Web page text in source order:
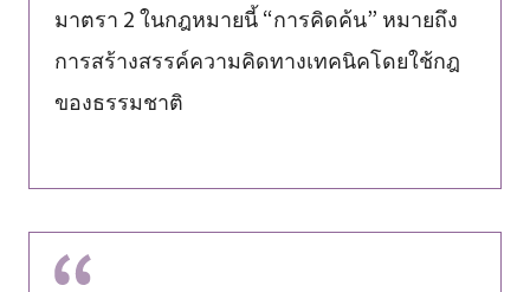
มาตรา 2 ในกฎหมายนี้ “การคิดค้น” หมายถึง
การสร้างสรรค์ความคิดทางเทคนิคโดยใช้กฎ
ของธรรมชาติ